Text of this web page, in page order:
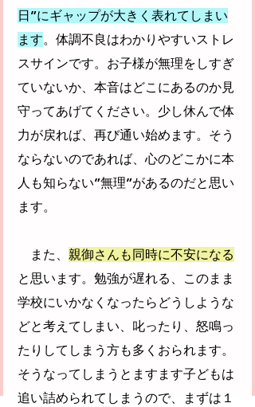
日”にギャップが大きく表れてしまい
ます。体調不良はわかりやすいストレ
スサインです。お子様が無理をしすぎ
ていないか、本音はどこにあるのか見
守ってあげてください。少し休んで体
力が戻れば、再び通い始めます。そう
ならないのであれば、心のどこかに本
人も知らない”無理”があるのだと思い
ます。
また、 親御さんも同時に不安になる
と思います。勉強が遅れる、このまま
学校にいかなくなったらどうしような
どと考えてしまい、叱ったり、怒鳴っ
たりしてしまう方も多くおられます。
そうなってしまうとますます子どもは
追い詰められてしまうので、まずは１